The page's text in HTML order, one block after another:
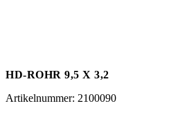
HD-ROHR 9,5 X 3,2
Artikelnummer: 2100090